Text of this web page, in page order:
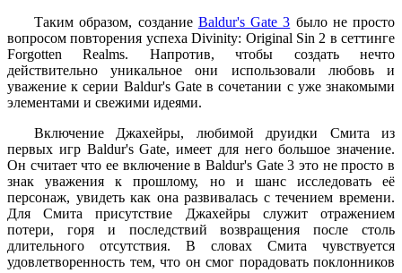
Таким образом, создание Baldur's Gate 3 было не просто
вопросом повторения успеха Divinity: Original Sin 2 в сеттинге
Forgotten Realms. Напротив, чтобы создать нечто
действительно уникальное они использовали любовь и
уважение к серии Baldur's Gate в сочетании с уже знакомыми
элементами и свежими идеями.
Включение Джахейры, любимой друидки Смита из
первых игр Baldur's Gate, имеет для него большое значение.
Он считает что ее включение в Baldur's Gate 3 это не просто в
знак уважения к прошлому, но и шанс исследовать её
персонаж, увидеть как она развивалась с течением времени.
Для Смита присутствие Джахейры служит отражением
потери, горя и последствий возвращения после столь
длительного отсутствия. В словах Смита чувствуется
удовлетворенность тем, что он смог порадовать поклонников